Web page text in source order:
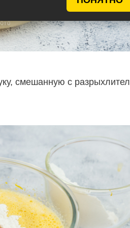
смешанную с